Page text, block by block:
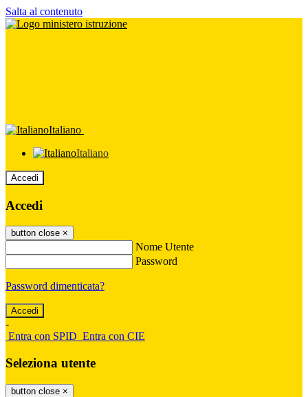
Salta al contenuto
Italiano
Italiano
Accedi
Accedi
button close ×
Nome Utente
Password
Password dimenticata?
-
Entra con SPID Entra con CIE
Seleziona utente
button close ×